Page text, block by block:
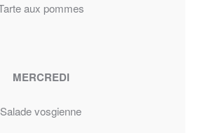
aux pommes
MERCREDI
Salade vosgienne